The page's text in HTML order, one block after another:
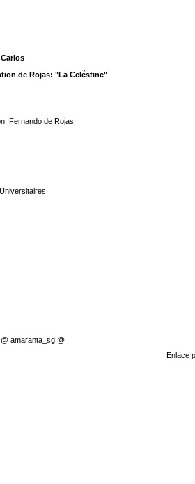
de Rojas: "La Celéstine"
; Fernando de Rojas
amaranta_sg @
Enlace